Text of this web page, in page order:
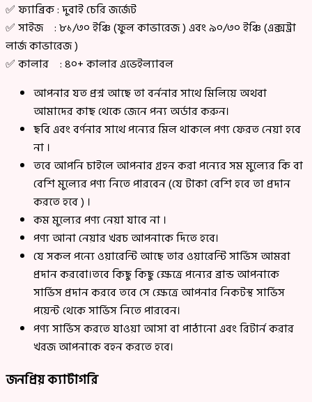
✅ ফ্যাব্রিক : দুবাই চেরি জর্জেট
✅ সাইজ : ৮১/৩০ ইঞ্চি (ফুল কাভারেজ ) এবং ৯০/৩০ ইঞ্চি (এক্সট্রা
লার্জ কাভারেজ )
✅ কালার : ৪০+ কালার এভেইল্যাবল
আপনার যত প্রশ্ন আছে তা বর্ননার সাথে মিলিয়ে অথবা
আমাদের কাছ থেকে জেনে পন্য অর্ডার করুন।
ছবি এবং বর্ণনার সাথে পন্যের মিল থাকলে পণ্য ফেরত নেয়া হবে
না ।
তবে আপনি চাইলে আপনার গ্রহন করা পন্যের সম মুল্যের কি বা
বেশি মুল্যের পণ্য নিতে পারবেন (যে টাকা বেশি হবে তা প্রদান
করতে হবে ) ।
কম মুল্যের পণ্য নেয়া যাবে না ।
পণ্য আনা নেয়ার খরচ আপনাকে দিতে হবে।
যে সকল পন্যে ওয়ারেন্টি আছে তার ওয়ারেন্টি সার্ভিস আমরা
প্রদান করবো।তবে কিছু কিছু ক্ষেত্রে পন্যের ব্রান্ড আপনাকে
সার্ভিস প্রদান করবে তবে সে ক্ষেত্রে আপনার নিকটস্থ সার্ভিস
পয়েন্ট থেকে সার্ভিস নিতে পারবেন।
পণ্য সার্ভিস করতে যাওয়া আসা বা পাঠানো এবং রিটার্ন করার
খরজ আপনাকে বহন করতে হবে।
জনপ্রিয় ক্যাটাগরি